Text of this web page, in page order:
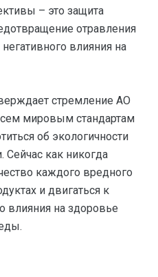
– это защита
отравления
влияния на
стремление АО
мировым стандартам
об экологичности
Сейчас как никогда
каждого вредного
и двигаться к
влияния на здоровье